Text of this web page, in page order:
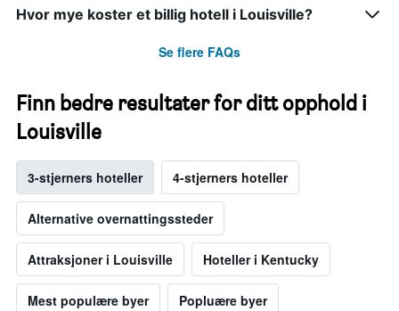
Hvor mye koster et billig hotell i Louisville?
Se flere FAQs
Finn bedre resultater for ditt opphold i
Louisville
3-stjerners hoteller 4-stjerners hoteller
Alternative overnattingssteder
Attraksjoner i Louisville Hoteller i Kentucky
Mest populære byer Popluære byer